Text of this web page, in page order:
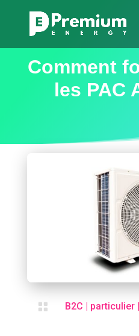
Comment
les PAC
 B2C particulier|